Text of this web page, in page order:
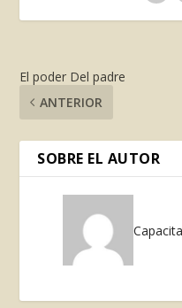
El poder Del padre
ANTERIOR
SOBRE EL AUTOR